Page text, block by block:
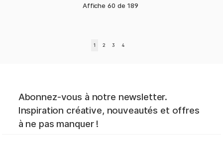
Affiche 60 de 189
1 2 3 4
Abonnez-vous à notre newsletter.
Inspiration créative, nouveautés et offres
à ne pas manquer !